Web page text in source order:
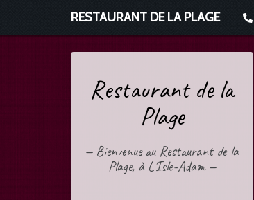
RESTAURANT DE LA PLAGE
Restaurant de la
Plage
—Bienvenue au Restaurant de la
Plage, à L'Isle-Adam —